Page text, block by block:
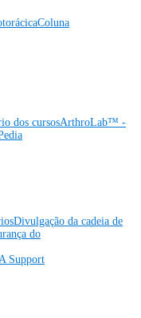
Coluna
dos cursosArthroLab™ -
Divulgação da cadeia de
do
Support